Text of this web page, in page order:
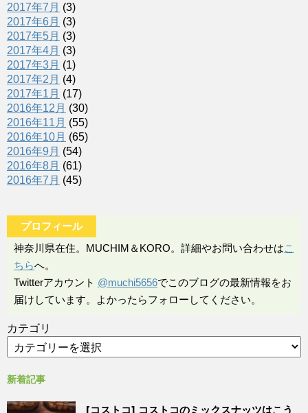
2017年7月 (3)
2017年6月 (3)
2017年5月 (3)
2017年4月 (3)
2017年3月 (1)
2017年2月 (4)
2017年1月 (17)
2016年12月 (30)
2016年11月 (55)
2016年10月 (65)
2016年9月 (54)
2016年8月 (61)
2016年7月 (45)
プロフィール
神奈川県在住。MUCHIM＆KORO。詳細やお問い合わせはこ
ちらへ。
Twitterアカウント @muchi5656でこのブログの最新情報をお
届けしています。よかったらフォローしてください。
カテゴリ
新着記事
[コストコ] コストコのミックスナッツはこう